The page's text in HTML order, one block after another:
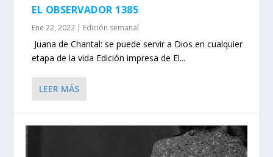
EL OBSERVADOR 1385
Ene 22, 2022 | Edición semanal
Juana de Chantal: se puede servir a Dios en cualquier
etapa de la vida Edición impresa de El...
LEER MÁS